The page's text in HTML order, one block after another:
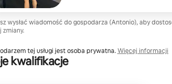
sposobu na osiągnięcie swoich
wysłać wiadomość do gospodarza (Antonio), aby
zmiany.
tej usługi jest osoba prywatna. Więcej informacji
kwalifikacje